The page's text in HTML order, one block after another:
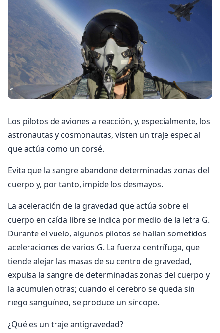
Los pilotos de aviones a reacción, y, especialmente, los
astronautas y cosmonautas, visten un traje especial
que actúa como un corsé.
Evita que la sangre abandone determinadas zonas del
cuerpo y, por tanto, impide los desmayos.
La aceleración de la gravedad que actúa sobre el
cuerpo en caída libre se indica por medio de la letra G.
Durante el vuelo, algunos pilotos se hallan sometidos
aceleraciones de varios G. La fuerza centrífuga, que
tiende alejar las masas de su centro de gravedad,
expulsa la sangre de determinadas zonas del cuerpo y
la acumulen otras; cuando el cerebro se queda sin
riego sanguíneo, se produce un síncope.
¿Qué es un traje antigravedad?